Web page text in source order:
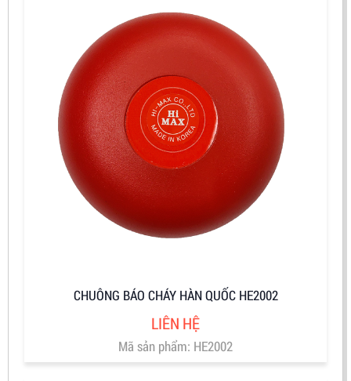
CHUÔNG BÁO CHÁY HÀN QUỐC HE2002
LIÊN HỆ
Mã sản phẩm: HE2002